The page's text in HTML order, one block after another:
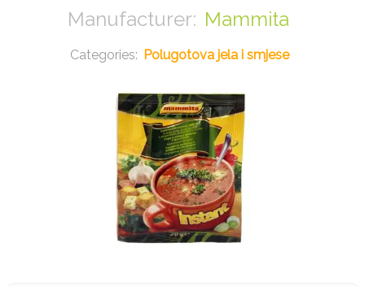
Mammita
Polugotova jela i smjese